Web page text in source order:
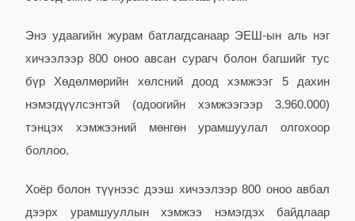
Энэ удаагийн журам батлагдсанаар ЭЕШ-ын аль нэг
хичээлээр 800 оноо авсан сурагч болон багшийг тус
бүр Хөдөлмөрийн хөлсний доод хэмжээг 5 дахин
нэмэгдүүлсэнтэй (одоогийн хэмжээгээр 3.960.000)
тэнцэх хэмжээний мөнгөн урамшуулал олгохоор
боллоо.
Хоёр болон түүнээс дээш хичээлээр 800 оноо авбал
дээрх урамшууллын хэмжээ нэмэгдэх байдлаар